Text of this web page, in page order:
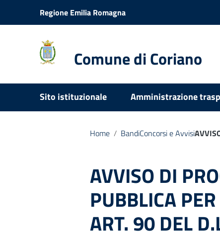
Vai ai contenuti
Vai al menu di navigazione
Regione Emilia Romagna
Comune di Coriano
Sito istituzionale Amministrazione
Home / BandiConcorsi e Avvisi
AVVISO DI
PUBBLICA
ART. 90 DEL